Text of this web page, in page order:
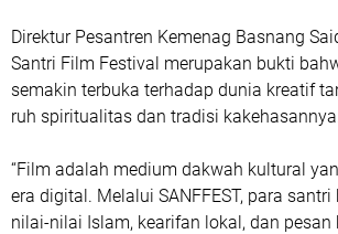
Direktur Pesantren Kemenag Basnang
Santri Film Festival merupakan bukti
semakin terbuka terhadap dunia kreatif
ruh spiritualitas dan tradisi kakehasannya.
“Film adalah medium dakwah kultural
era digital. Melalui SANFFEST, para
nilai-nilai Islam, kearifan lokal, dan pesan